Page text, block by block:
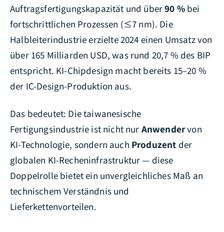
Auftragsfertigungskapazität und über90 %bei
fortschrittlichen Prozessen (≤7 nm). Die
Halbleiterindustrie erzielte 2024 einen Umsatz von
über 165 Milliarden USD, was rund 20,7 % des BIP
entspricht. KI-Chipdesign macht bereits 15–20 %
der IC-Design-Produktion aus.
Das bedeutet: Die taiwanesische
Fertigungsindustrie ist nicht nur Anwendervon
KI-Technologie, sondern auch Produzent der
globalen KI-Recheninfrastruktur — diese
Doppelrolle bietet ein unvergleichliches Maß an
technischem Verständnis und
Lieferkettenvorteilen.